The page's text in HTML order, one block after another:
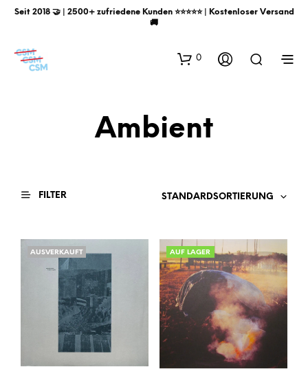
Seit 2018 🤝 | 2500+ zufriedene Kunden ⭐️⭐️⭐️⭐️⭐️ | Kostenloser Versand
🚚
0
Ambient
FILTER STANDARDSORTIERUNG
AUSVERKAUFT AUF LAGER